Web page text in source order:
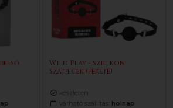
Wild Play - szilikon
szájpecek (fekete)
készleten
várható szállítás: holnap